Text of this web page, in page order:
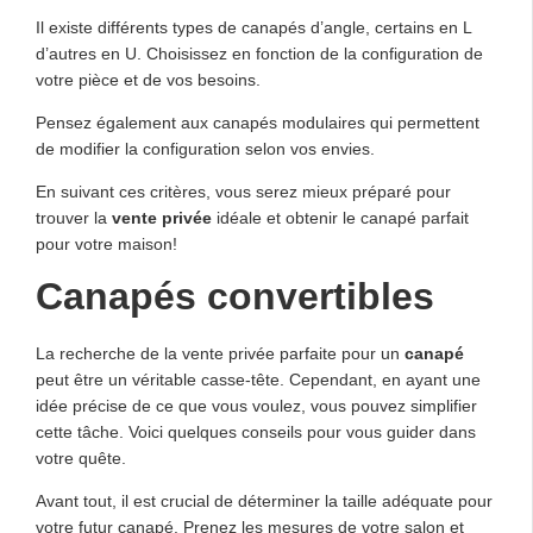
Il existe différents types de canapés d’angle, certains en L
d’autres en U. Choisissez en fonction de la configuration de
votre pièce et de vos besoins.
Pensez également aux canapés modulaires qui permettent
de modifier la configuration selon vos envies.
En suivant ces critères, vous serez mieux préparé pour
trouver la vente privée idéale et obtenir le canapé parfait
pour votre maison!
Canapés convertibles
La recherche de la vente privée parfaite pour un canapé
peut être un véritable casse-tête. Cependant, en ayant une
idée précise de ce que vous voulez, vous pouvez simplifier
cette tâche. Voici quelques conseils pour vous guider dans
votre quête.
Avant tout, il est crucial de déterminer la taille adéquate pour
votre futur canapé. Prenez les mesures de votre salon et